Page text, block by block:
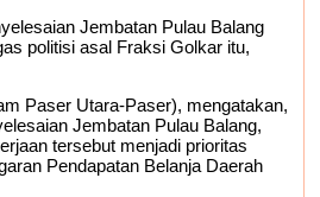
Jembatan Pulau Balang
politisi asal Fraksi Golkar itu,
Paser Utara-Paser), mengatakan,
Jembatan Pulau Balang,
tersebut menjadi prioritas
Pendapatan Belanja Daerah